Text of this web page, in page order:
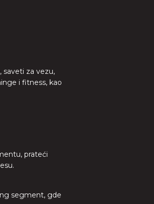
saveti za vezu,
i fitness, kao
prateći
segment, gde